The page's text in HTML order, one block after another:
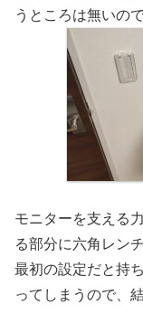
うところは無いの
モニターを支える
る部分に六角レン
最初の設定だと持
ってしまうので、